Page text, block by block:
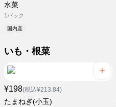
水菜
1パック
国内産
いも・根菜
¥198(税込¥213.84)
たまねぎ(小玉)